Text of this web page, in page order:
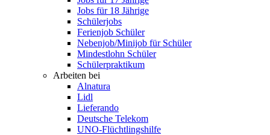
Jobs für 18 Jährige
Schülerjobs
Ferienjob Schüler
Nebenjob/Minijob für Schüler
Mindestlohn Schüler
Schülerpraktikum
Arbeiten bei
Alnatura
Lidl
Lieferando
Deutsche Telekom
UNO-Flüchtlingshilfe